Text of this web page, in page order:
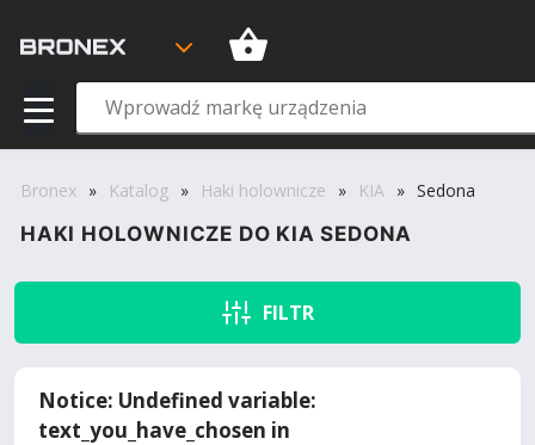
Bronex » Katalog » Haki holownicze » KIA » Sedona
HAKI HOLOWNICZE DO KIA SEDONA
FILTR
Notice: Undefined variable:
text_you_have_chosen in